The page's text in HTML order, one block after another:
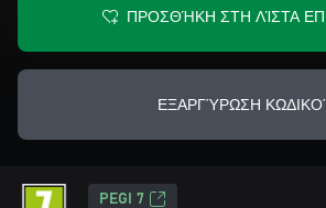
ΠΡΟΣΘΉΚΗ ΣΤΗ ΛΊΣΤΑ
ΕΞΑΡΓΎΡΩΣΗ
PEGI 7